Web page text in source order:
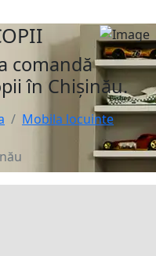
comandă
în Chișinău.
Mobila locuinte